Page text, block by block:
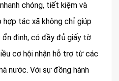
chóng, tiết kiệm và
hợp tác xã không chỉ giúp
định, có đầy đủ giấy tờ
cơ hội nhận hỗ trợ từ các
nước. Với sự đồng hành